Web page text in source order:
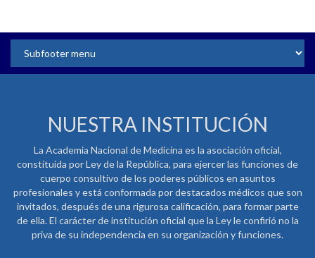
NUESTRA INSTITUCIÓN
La Academia Nacional de Medicina es la asociación oficial,
constituida por Ley de la República, para ejercer las funciones de
cuerpo consultivo de los poderes públicos en asuntos
profesionales y está conformada por destacados médicos que son
invitados, después de una rigurosa calificación, para formar parte
de ella. El carácter de institución oficial que la Ley le confirió no la
priva de su independencia en su organización y funciones.